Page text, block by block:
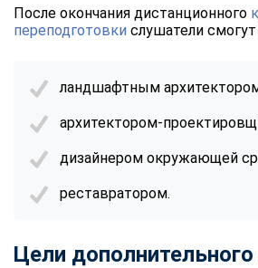
После окончания дистанционного
переподготовки слушатели смогут
ландшафтным
архитектором-
дизайнером окружающей
реставратором.
Цели